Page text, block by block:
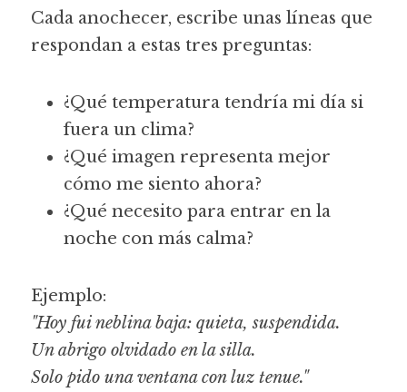
Cada anochecer, escribe unas líneas que
respondan a estas tres preguntas:
¿Qué temperatura tendría mi día si
fuera un clima?
¿Qué imagen representa mejor
cómo me siento ahora?
¿Qué necesito para entrar en la
noche con más calma?
Ejemplo:
"Hoy fui neblina baja: quieta, suspendida.
Un abrigo olvidado en la silla.
Solo pido una ventana con luz tenue."